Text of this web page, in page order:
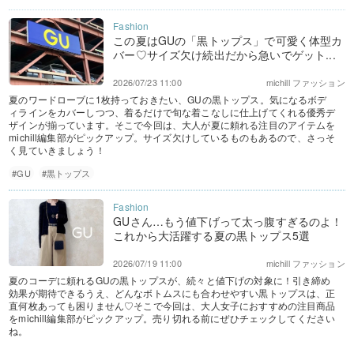
この夏はGUの「黒トップス」で可愛く体型カ
バー♡サイズ欠け続出だから急いでゲット...
michill ファッション
2026/07/23 11:00
夏のワードローブに1枚持っておきたい、GUの黒トップス。気になるボデ
ィラインをカバーしつつ、着るだけで旬な着こなしに仕上げてくれる優秀デ
ザインが揃っています。そこで今回は、大人が夏に頼れる注目のアイテムを
michill編集部がピックアップ。サイズ欠けしているものもあるので、さっそ
く見ていきましょう！
#GU #黒トップス
GUさん…もう値下げって太っ腹すぎるのよ！
これから大活躍する夏の黒トップス5選
michill ファッション
2026/07/19 11:00
夏のコーデに頼れるGUの黒トップスが、続々と値下げの対象に！引き締め
効果が期待できるうえ、どんなボトムスにも合わせやすい黒トップスは、正
直何枚あっても困りません♡そこで今回は、大人女子におすすめの注目商品
をmichill編集部がピックアップ。売り切れる前にぜひチェックしてください
ね。